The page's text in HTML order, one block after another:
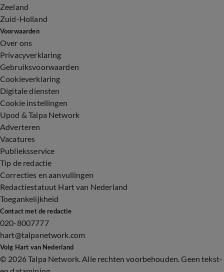
Zeeland
Zuid-Holland
Voorwaarden
Over ons
Privacyverklaring
Gebruiksvoorwaarden
Cookieverklaring
Digitale diensten
Cookie instellingen
Upod & Talpa Network
Adverteren
Vacatures
Publieksservice
Tip de redactie
Correcties en aanvullingen
Redactiestatuut Hart van Nederland
Toegankelijkheid
Contact met de redactie
020-8007777
hart@talpanetwork.com
Volg Hart van Nederland
© 2026 Talpa Network. Alle rechten voorbehouden. Geen tekst-